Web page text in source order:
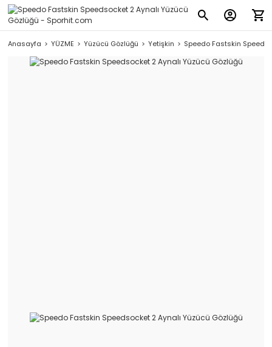
Anasayfa YÜZME Yüzücü Gözlüğü Yetişkin Speedo Fastskin